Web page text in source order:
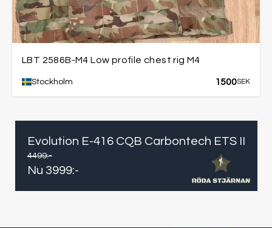
LBT 2586B-M4 Low profile chest rig M4
Stockholm 1500SEK
Evolution E-416 CQB Carbontech ETS II
4499:-
Nu 3999:-